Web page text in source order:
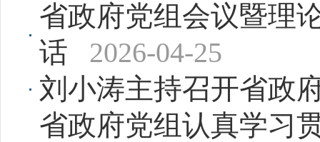
省政府党组会议暨理
话
2026-04-25
刘小涛主持召开省政
省政府党组认真学习